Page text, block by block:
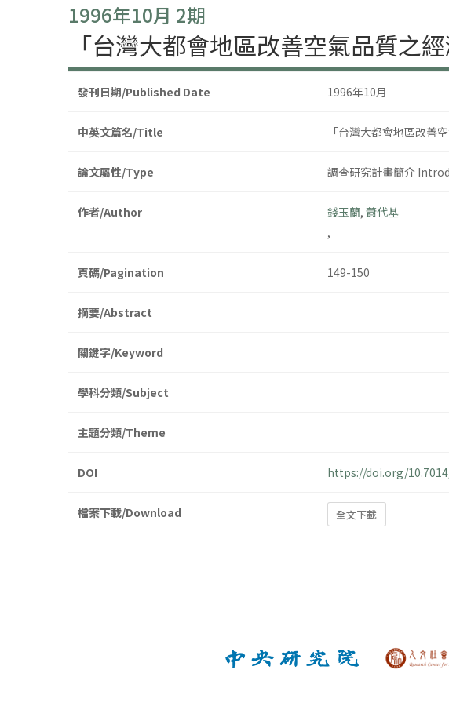
1996年10月 2期
「台灣大都會地區改善空氣品質之
發刊日期/Published Date 1996年10月
中英文篇名/Title 「台灣大都會地區改善
論文屬性/Type 調查研究計畫簡介
作者/Author 錢玉蘭, 蕭代基
,
頁碼/Pagination 149-150
摘要/Abstract
關鍵字/Keyword
學科分類/Subject
主題分類/Theme
DOI https://doi.org/
檔案下載/Download 全文下載